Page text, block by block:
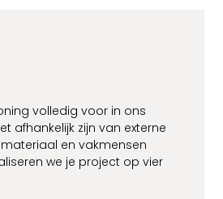
volledig voor in ons
afhankelijk zijn van externe
en vakmensen
we je project op vier